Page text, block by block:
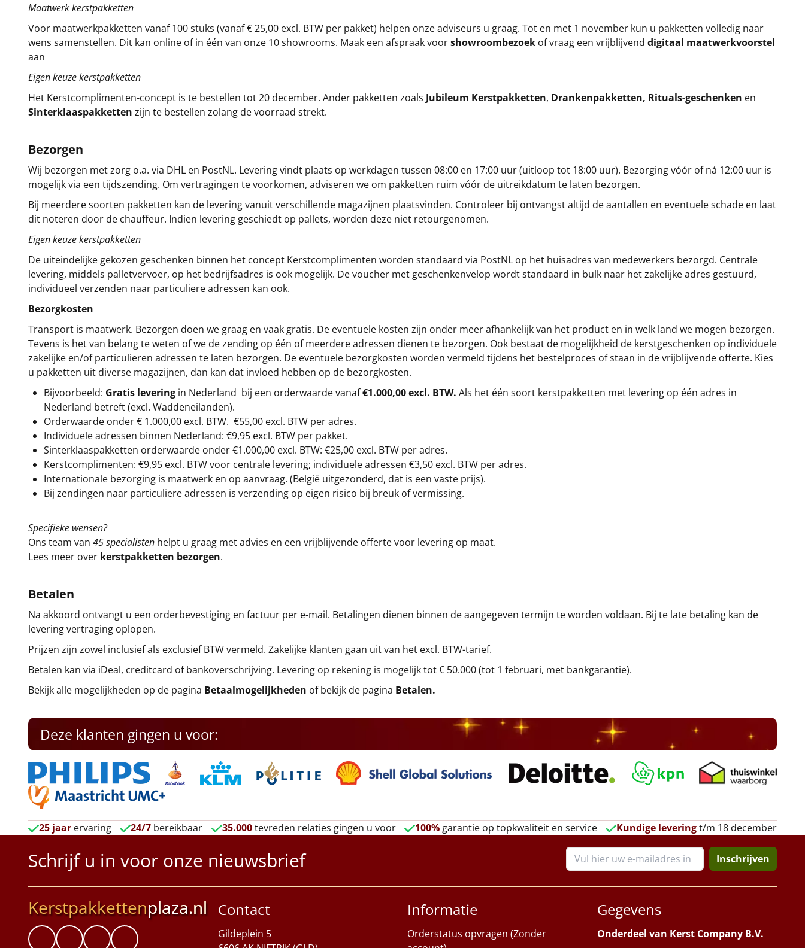
Maatwerk kerstpakketten
Voor maatwerkpakketten vanaf 100 stuks (vanaf € 25,00 excl. BTW per pakket) helpen onze adviseurs u graag. Tot en met 1 november kun u pakketten volledig naar
wens samenstellen. Dit kan online of in één van onze 10 showrooms. Maak een afspraak voorshowroombezoek of vraag een vrijblijvend digitaal maatwerkvoorstel
aan
Eigen keuze kerstpakketten
Het Kerstcomplimenten-concept is te bestellen tot 20 december. Ander pakketten zoals Jubileum Kerstpakketten, Drankenpakketten, Rituals-geschenken en
Sinterklaaspakketten zijn te bestellen zolang de voorraad strekt.
Bezorgen
Wij bezorgen met zorg o.a. via DHL en PostNL. Levering vindt plaats op werkdagen tussen 08:00 en 17:00 uur (uitloop tot 18:00 uur). Bezorging vóór of ná 12:00 uur is
mogelijk via een tijdszending. Om vertragingen te voorkomen, adviseren we om pakketten ruim vóór de uitreikdatum te laten bezorgen.
Bij meerdere soorten pakketten kan de levering vanuit verschillende magazijnen plaatsvinden. Controleer bij ontvangst altijd de aantallen en eventuele schade en laat
dit noteren door de chauffeur. Indien levering geschiedt op pallets, worden deze niet retourgenomen.
Eigen keuze kerstpakketten
De uiteindelijke gekozen geschenken binnen het concept Kerstcomplimenten worden standaard via PostNL op het huisadres van medewerkers bezorgd. Centrale
levering, middels palletvervoer, op het bedrijfsadres is ook mogelijk. De voucher met geschenkenvelop wordt standaard in bulk naar het zakelijke adres gestuurd,
individueel verzenden naar particuliere adressen kan ook.
Bezorgkosten
Transport is maatwerk. Bezorgen doen we graag en vaak gratis. De eventuele kosten zijn onder meer afhankelijk van het product en in welk land we mogen bezorgen.
Tevens is het van belang te weten of we de zending op één of meerdere adressen dienen te bezorgen. Ook bestaat de mogelijkheid de kerstgeschenken op individuele
zakelijke en/of particulieren adressen te laten bezorgen. De eventuele bezorgkosten worden vermeld tijdens het bestelproces of staan in de vrijblijvende offerte. Kies
u pakketten uit diverse magazijnen, dan kan dat invloed hebben op de bezorgkosten.
Bijvoorbeeld: Gratis levering in Nederland bij een orderwaarde vanaf€1.000,00 excl. BTW. Als het één soort kerstpakketten met levering op één adres in
Nederland betreft (excl. Waddeneilanden).
Orderwaarde onder € 1.000,00 excl. BTW. €55,00 excl. BTW per adres.
Individuele adressen binnen Nederland: €9,95 excl. BTW per pakket.
Sinterklaaspakketten orderwaarde onder €1.000,00 excl. BTW: €25,00 excl. BTW per adres.
Kerstcomplimenten: €9,95 excl. BTW voor centrale levering; individuele adressen €3,50 excl. BTW per adres.
Internationale bezorging is maatwerk en op aanvraag. (België uitgezonderd, dat is een vaste prijs).
Bij zendingen naar particuliere adressen is verzending op eigen risico bij breuk of vermissing.
Specifieke wensen?
Ons team van 45 specialisten helpt u graag met advies en een vrijblijvende offerte voor levering op maat.
Lees meer over kerstpakketten bezorgen.
Betalen
Na akkoord ontvangt u een orderbevestiging en factuur per e-mail. Betalingen dienen binnen de aangegeven termijn te worden voldaan. Bij te late betaling kan de
levering vertraging oplopen.
Prijzen zijn zowel inclusief als exclusief BTW vermeld. Zakelijke klanten gaan uit van het excl. BTW-tarief.
Betalen kan via iDeal, creditcard of bankoverschrijving. Levering op rekening is mogelijk tot € 50.000 (tot 1 februari, met bankgarantie).
Bekijk alle mogelijkheden op de pagina Betaalmogelijkheden of bekijk de pagina Betalen.
Deze klanten gingen u voor:
25 jaar ervaring 24/7 bereikbaar 35.000tevreden relaties gingen u voor 100%garantie op topkwaliteit en service Kundige leveringt/m 18 december
Schrijf u in voor onze nieuwsbrief Inschrijven
Kerstpakkettenplaza.nl Contact
Gildeplein 5
Informatie
Orderstatus opvragen (Zonder
Gegevens
Onderdeel van Kerst Company B.V.